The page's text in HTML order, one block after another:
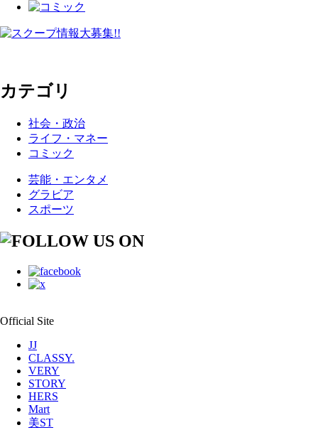
カテゴリ
社会・政治
ライフ・マネー
コミック
芸能・エンタメ
グラビア
スポーツ
Official Site
JJ
CLASSY.
VERY
STORY
HERS
Mart
美ST